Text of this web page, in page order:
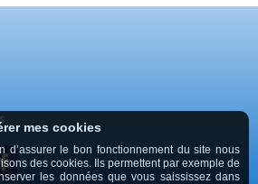
mes cookies
d’assurer le bon fonctionnement du site nous
des cookies. Ils permettent par exemple de
les données que vous saississez dans